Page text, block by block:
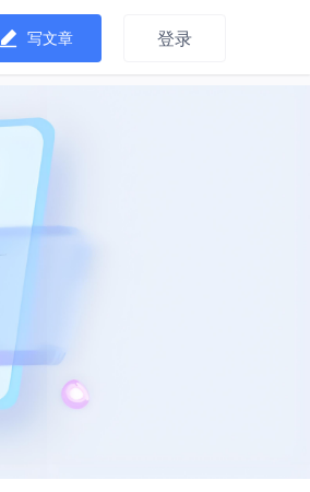
写文章 登录